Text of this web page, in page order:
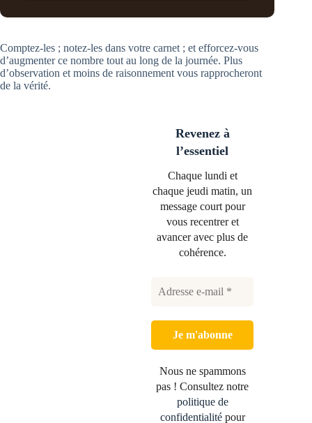
Comptez-les ; notez-les dans votre carnet ; et efforcez-vous
d’augmenter ce nombre tout au long de la journée. Plus
d’observation et moins de raisonnement vous rapprocheront
de la vérité.
Revenez à
l’essentiel
Chaque lundi et
chaque jeudi matin, un
message court pour
vous recentrer et
avancer avec plus de
cohérence.
Nous ne spammons
pas ! Consultez notre
politique de
confidentialitépour